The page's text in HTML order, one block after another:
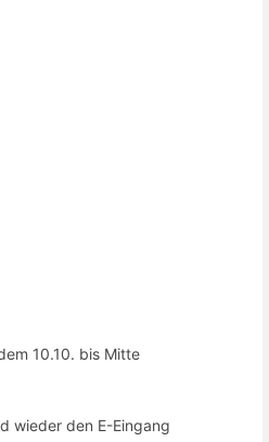
10.10. bis Mitte
wieder den E-Eingang